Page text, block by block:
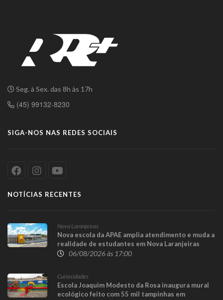
Seg. à Sex. das 8h às 17h
(45) 99132-8230
SIGA-NOS NAS REDES SOCIAIS
NOTÍCIAS RECENTES
Nova Laranjeiras
Nova escola da APAE amplia atendimento e muda a
realidade de estudantes em Nova Laranjeiras
06/08/2026 às 17:00
Curiosidades
Escola Joaquim Modesto da Rosa inaugura mural
ecológico feito com 55 mil tampinhas em